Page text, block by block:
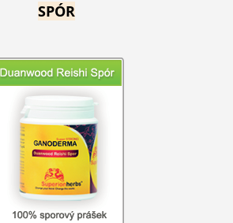
SPÓR